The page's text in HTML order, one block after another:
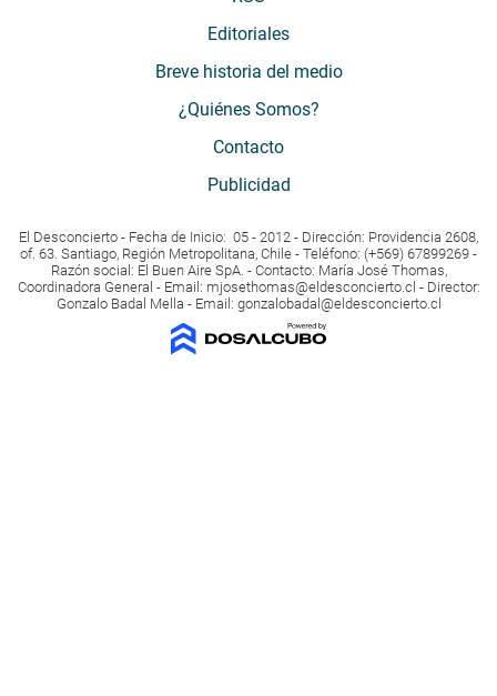
Editoriales
Breve historia del medio
¿Quiénes Somos?
Contacto
Publicidad
El Desconcierto - Fecha de Inicio: 05 - 2012 - Dirección: Providencia 2608,
of. 63. Santiago, Región Metropolitana, Chile - Teléfono: (+569) 67899269 -
Razón social: El Buen Aire SpA. - Contacto: María José Thomas,
Coordinadora General - Email: mjosethomas@eldesconcierto.cl - Director:
Gonzalo Badal Mella - Email: gonzalobadal@eldesconcierto.cl